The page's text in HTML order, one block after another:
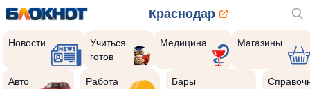
Краснодар
Новости
Учиться
готов
Медицина Магазины
Авто Работа
Бары